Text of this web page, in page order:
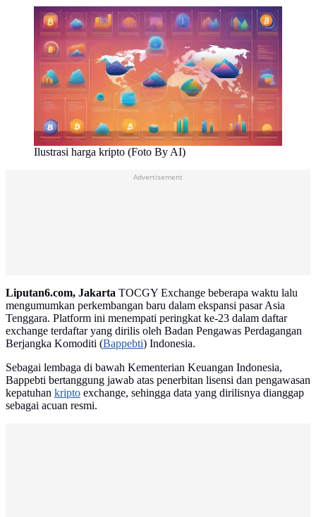
Ilustrasi harga kripto (Foto By AI)
Advertisement
Liputan6.com, Jakarta TOCGY Exchange beberapa waktu lalu
mengumumkan perkembangan baru dalam ekspansi pasar Asia
Tenggara. Platform ini menempati peringkat ke-23 dalam daftar
exchange terdaftar yang dirilis oleh Badan Pengawas Perdagangan
Berjangka Komoditi (Bappebti) Indonesia.
Sebagai lembaga di bawah Kementerian Keuangan Indonesia,
Bappebti bertanggung jawab atas penerbitan lisensi dan pengawasan
kepatuhan kripto exchange, sehingga data yang dirilisnya dianggap
sebagai acuan resmi.